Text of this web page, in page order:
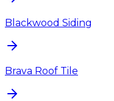
Blackwood Siding
Brava Roof Tile